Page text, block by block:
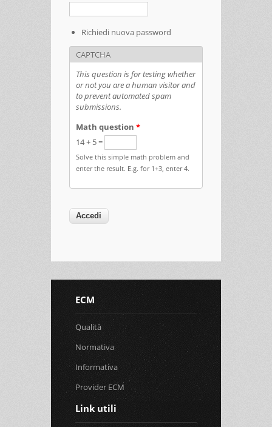
Richiedi nuova password
CAPTCHA
This question is for testing whether
or not you are a human visitor and
to prevent automated spam
submissions.
Math question *
14 + 5 =
Solve this simple math problem and
enter the result. E.g. for 1+3, enter 4.
ECM
Qualità
Normativa
Informativa
Provider ECM
Link utili